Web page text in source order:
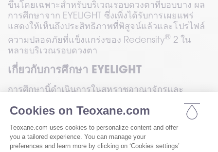
ขึ้นโดยเฉพาะสำหรับบริเวณรอบดวงตาที่บอบบาง ผล
การศึกษาจาก EYELIGHT ซึ่งเพิ่งได้รับการเผยแพร่
แสดงให้เห็นถึงประสิทธิภาพที่พิสูจน์แล้วและโปรไฟล์
ความปลอดภัยที่แข็งแกร่งของ Redensity® 2 ใน
หลายบริเวณรอบดวงตา
เกี่ยวกับการศึกษา EYELIGHT
การศึกษานี้ดำเนินการในสหราชอาณาจักรและ
สังเกตแบบไปข้างหน้าในสภาพการใช้งานจริง ภายใต้
การนำของฝ่ายคลินิกของ Teoxane แพทย์ใช้เทคนิค
และกลยุทธ์การฉีดตามแนวทางปฏิบัติของตนเอง
ทำให้ผลลัพธ์สะท้อนถึงการใช้งานจริงในคลินิก